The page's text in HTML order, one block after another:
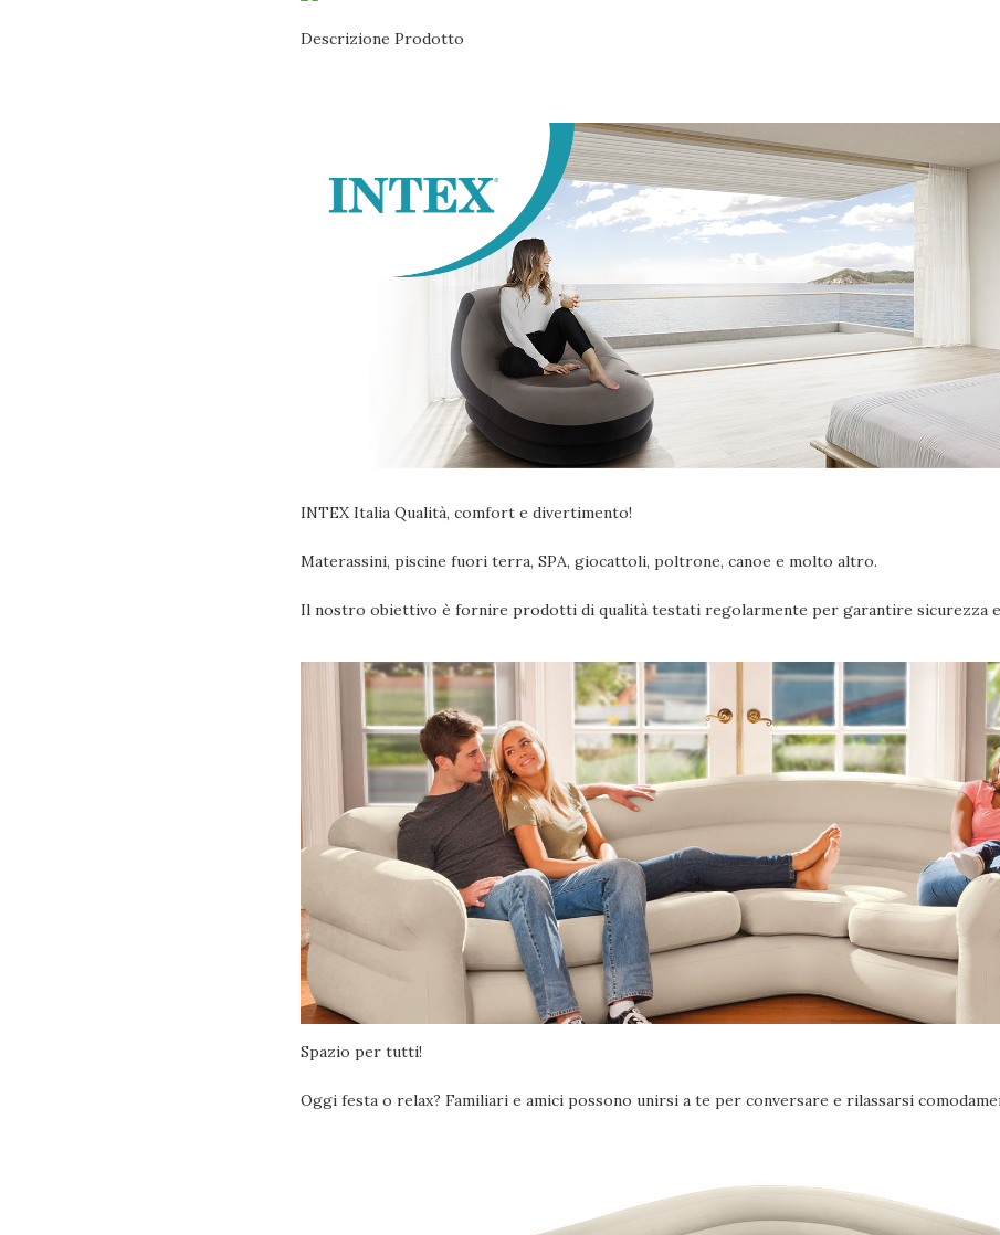
Descrizione Prodotto
INTEX Italia Qualità, comfort e divertimento!
Materassini, piscine fuori terra, SPA, giocattoli, poltrone, canoe e molto altro.
Il nostro obiettivo è fornire prodotti di qualità testati regolarmente per garantire sicurezza
Spazio per tutti!
Oggi festa o relax? Familiari e amici possono unirsi a te per conversare e rilassarsi